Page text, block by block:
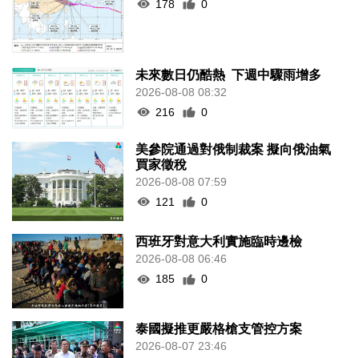
178
0
未來數日仍酷熱 下週中驟雨增多
2026-08-08 08:32
216
0
美參院通過對俄制裁案 擬向俄油氣
買家徵稅
2026-08-08 07:59
121
0
西班牙對意大利實施臨時邊檢
2026-08-08 06:46
185
0
泰國擬推更嚴格槍支管控方案
2026-08-07 23:46